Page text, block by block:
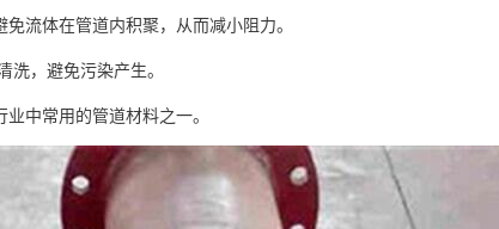
流体在管道内积聚，从而减小阻力。
洗，避免污染产生。
中常用的管道材料之一。